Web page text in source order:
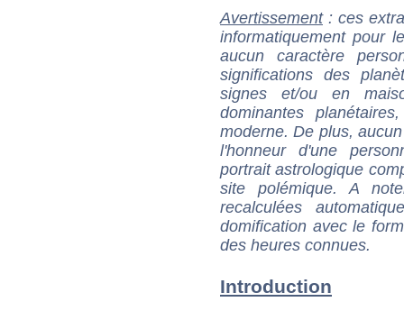
Avertissement: ces
informatiquement pour
aucun caractère
significations des
signes et/ou en
dominantes
moderne. De plus,
l'honneur d'une
portrait astrologique
site polémique. A
recalculées
domification avec le
des heures connues.
Introduction